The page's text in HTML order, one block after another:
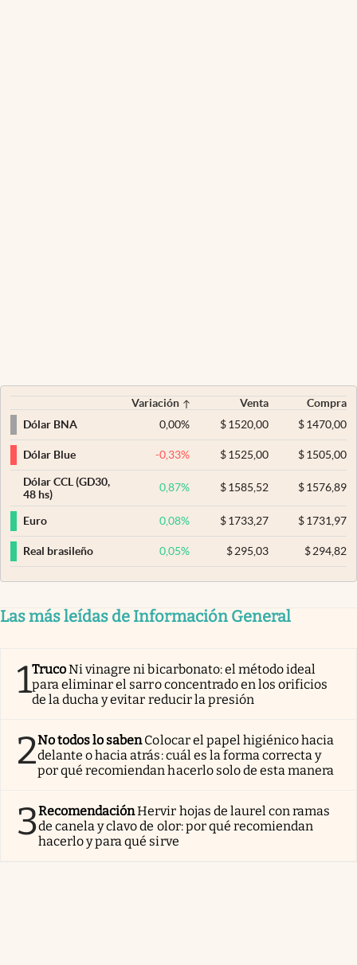
Variación Venta
Compra
Dólar BNA
0,00% $ 1520,00 $1470,00
Dólar Blue -0,33% $ 1525,00 $1505,00
Dólar CCL (GD30,
48 hs)
0,87% $ 1585,52 $1576,89
Euro 0,08% $ 1733,27 $1731,97
Real brasileño 0,05% $ 295,03 $294,82
Las más leídas de Información General
1TrucoNi vinagre ni bicarbonato: el método ideal
para eliminar el sarro concentrado en los orificios
de la ducha y evitar reducir la presión
2No todos lo sabenColocar el papel higiénico hacia
delante o hacia atrás: cuál es la forma correcta y
por qué recomiendan hacerlo solo de esta manera
3RecomendaciónHervir hojas de laurel con ramas
de canela y clavo de olor: por qué recomiendan
hacerlo y para qué sirve